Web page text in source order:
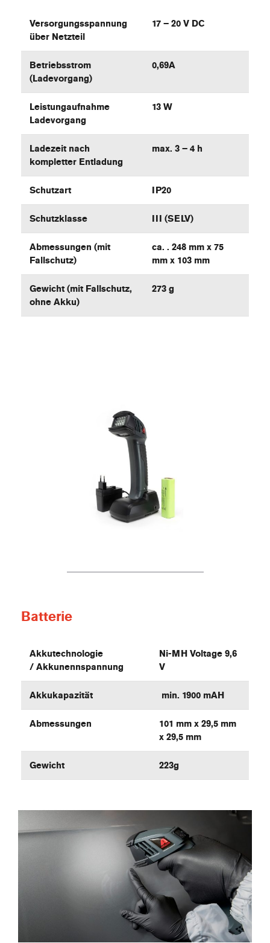
Versorgungsspannung
über Netzteil
17 – 20 V DC
Betriebsstrom
(Ladevorgang)
0,69A
Leistungaufnahme
Ladevorgang
13 W
Ladezeit nach
kompletter Entladung
max. 3 – 4 h
Schutzart IP20
Schutzklasse III (SELV)
Abmessungen (mit
Fallschutz)
ca. . 248 mm x 75
mm x 103 mm
Gewicht (mit Fallschutz,
ohne Akku)
273 g
Batterie
Akkutechnologie
/ Akkunennspannung
Ni-MH Voltage 9,6
V
Akkukapazität min. 1900 mAH
Abmessungen
101 mm x 29,5 mm
x 29,5 mm
Gewicht 223g